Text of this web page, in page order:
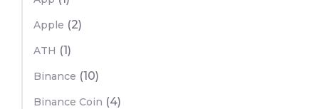
Apple (2)
ATH (1)
Binance (10)
Binance Coin (4)